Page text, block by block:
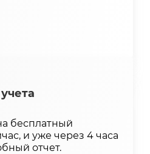
бесплатный
и уже через 4 часа
отчет.